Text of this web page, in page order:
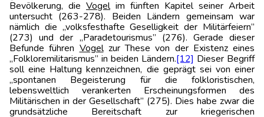
Bevölkerung, die Vogelim fünften Kapitel seiner Arbeit
untersucht (263-278). Beiden Ländern gemeinsam war
nämlich die „volksfesthafte Geselligkeit der Militärfeiern”
(273) und der „Paradetourismus” (276). Gerade dieser
Befunde führen Vogelzur These von der Existenz eines
„Folkloremilitarismus” in beiden Ländern.[12] Dieser Begriff
soll eine Haltung kennzeichnen, die geprägt sei von einer
„spontanen Begeisterung für die folkloristischen,
lebensweltlich verankerten Erscheinungsformen des
Militärischen in der Gesellschaft” (275). Dies habe zwar die
grundsätzliche Bereitschaft zur kriegerischen